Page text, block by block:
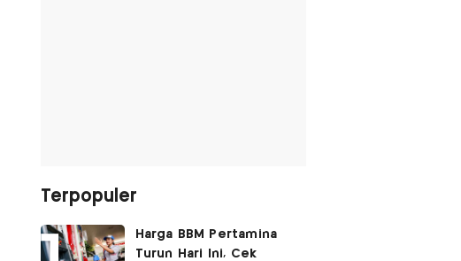
Terpopuler
Harga BBM Pertamina
Turun Hari Ini, Cek